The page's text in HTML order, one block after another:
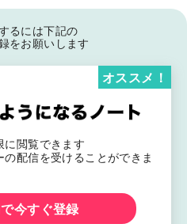
るには下記の
をお願いします
に閲覧できます
配信を受けることができま
オススメ！
今すぐ登録